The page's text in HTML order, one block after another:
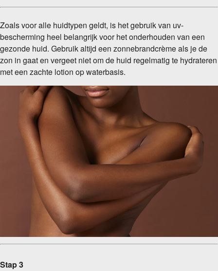
Zoals voor alle huidtypen geldt, is het gebruik van uv-
bescherming heel belangrijk voor het onderhouden van een
gezonde huid. Gebruik altijd een zonnebrandcrème als je de
zon in gaat en vergeet niet om de huid regelmatig te hydrateren
met een zachte lotion op waterbasis.
Stap 3